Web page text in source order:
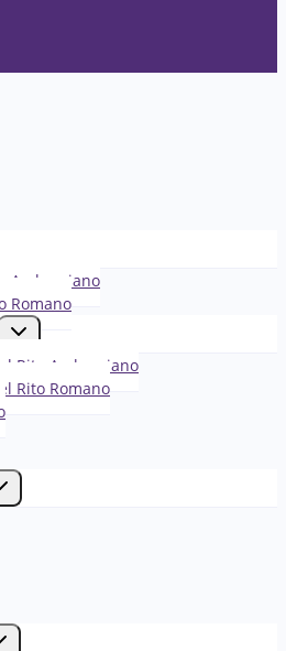
Ambrosiano
Romano
Alterna
figlio
R​​​​​​ito Ambrosiano
Rito Romano